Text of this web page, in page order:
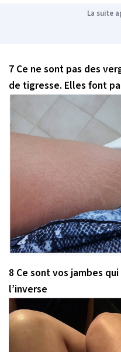
La suite
7 Ce ne sont pas des
de tigresse. Elles font
8 Ce sont vos jambes
l’inverse